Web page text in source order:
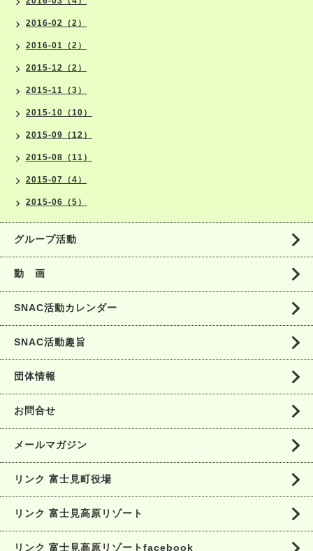
2016-02（2）
2016-01（2）
2015-12（2）
2015-11（3）
2015-10（10）
2015-09（12）
2015-08（11）
2015-07（4）
2015-06（5）
グループ活動
動 画
SNAC活動カレンダー
SNAC活動趣旨
団体情報
お問合せ
メールマガジン
リンク 富士見町役場
リンク 富士見高原リゾート
リンク 富士見高原リゾートfacebook